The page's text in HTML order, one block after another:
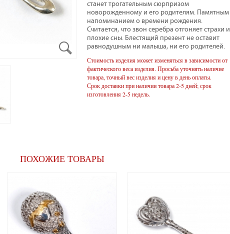
станет трогательным сюрпризом
новорожденному и его родителям. Памятным
напоминанием о времени рождения.
Считается, что звон серебра отгоняет страхи и
плохие сны. Блестящий презент не оставит
равнодушным ни малыша, ни его родителей.
Стоимость изделия может изменяться в зависимости от
фактического веса изделия. Просьба уточнять наличие
товара, точный вес изделия и цену в день оплаты.
Срок доставки при наличии товара 2-5 дней; срок
изготовления 2-5 недель.
ПОХОЖИЕ ТОВАРЫ